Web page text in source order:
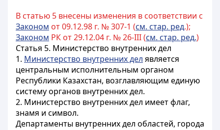
В статью 5 внесены изменения в соответствии с
Законом от 09.12.98 г. № 307-1 (см. стар. ред.);
Законом РК от 29.12.04 г. № 26-III (см. стар. ред.)
Статья 5. Министерство внутренних дел
1. Министерство внутренних дел является
центральным исполнительным органом
Республики Казахстан, возглавляющим единую
систему органов внутренних дел.
2. Министерство внутренних дел имеет флаг,
знамя и символ.
Департаменты внутренних дел областей, города